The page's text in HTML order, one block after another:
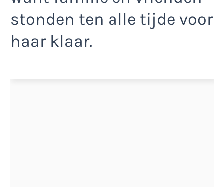
stonden ten alle tijde voor
haar klaar.